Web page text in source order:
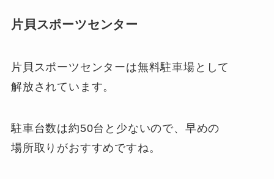
片貝スポーツセンター
片貝スポーツセンターは無料駐車場として
解放されています。
駐車台数は約50台と少ないので、早めの
場所取りがおすすめですね。